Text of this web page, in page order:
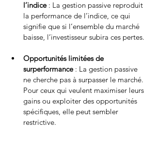
l’indice : La gestion passive reproduit
la performance de l’indice, ce qui
signifie que si l’ensemble du marché
baisse, l’investisseur subira ces pertes.
Opportunités limitées de
surperformance : La gestion passive
ne cherche pas à surpasser le marché.
Pour ceux qui veulent maximiser leurs
gains ou exploiter des opportunités
spécifiques, elle peut sembler
restrictive.